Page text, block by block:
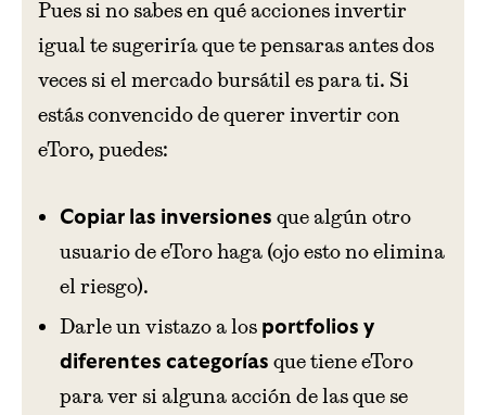
Pues si no sabes en qué acciones invertir
igual te sugeriría que te pensaras antes dos
veces si el mercado bursátil es para ti. Si
estás convencido de querer invertir con
eToro, puedes:
Copiar las inversiones que algún otro
usuario de eToro haga (ojo esto no elimina
el riesgo).
Darle un vistazo a los portfolios y
diferentes categorías que tiene eToro
para ver si alguna acción de las que se